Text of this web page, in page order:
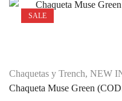
SALE
Chaquetas y Trench, NEW
Chaqueta Muse Green